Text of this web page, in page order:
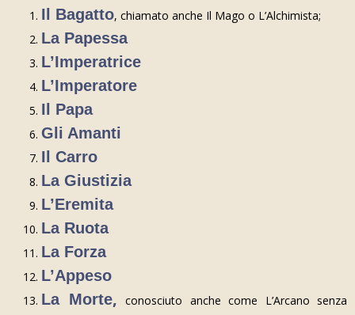
Il Bagatto, chiamato anche Il Mago o L’Alchimista;
La Papessa
L’Imperatrice
L’Imperatore
Il Papa
Gli Amanti
Il Carro
La Giustizia
L’Eremita
La Ruota
La Forza
L’Appeso
La Morte, conosciuto anche come L’Arcano senza